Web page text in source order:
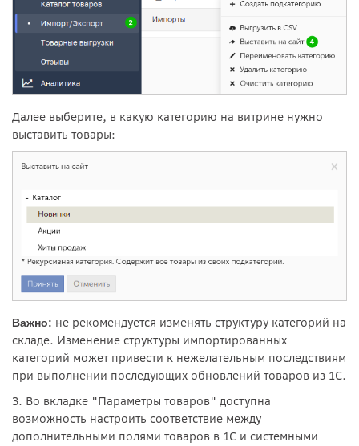
Далее выберите, в какую категорию на витрине нужно
выставить товары:
Важно: не рекомендуется изменять структуру категорий на
складе. Изменение структуры импортированных
категорий может привести к нежелательным последствиям
при выполнении последующих обновлений товаров из 1С.
3. Во вкладке "Параметры товаров" доступна
возможность настроить соответствие между
дополнительными полями товаров в 1С и системными